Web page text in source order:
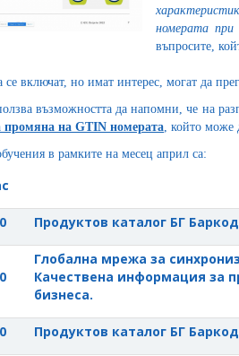
номерата при
въпросите,
се включат, но имат интерес, могат да
възможността да напомни, че на
промяна на GTIN номерата, който може
в рамките на месец април са:
Продуктов каталог БГ
Глобална мрежа за
Качествена информация за
бизнеса.
Продуктов каталог БГ